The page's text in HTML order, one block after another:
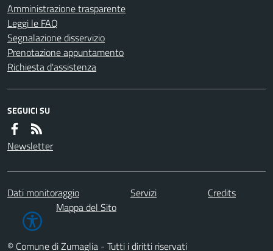
Amministrazione trasparente
Leggi le FAQ
Segnalazione disservizio
Prenotazione appuntamento
Richiesta d'assistenza
SEGUICI SU
Newsletter
Dati monitoraggio Servizi
Credits
Mappa del Sito
© Comune di Zumaglia - Tutti i diritti riservati